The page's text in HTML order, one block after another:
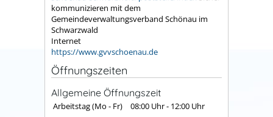
kommunizieren mit dem
Gemeindeverwaltungsverband Schönau im
Schwarzwald
Internet
https://www.gvvschoenau.de
Öffnungszeiten
Allgemeine Öffnungszeit
Arbeitstag (Mo - Fr) 08:00 Uhr- 12:00 Uhr